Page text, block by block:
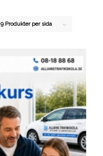
9 Produkter per sida